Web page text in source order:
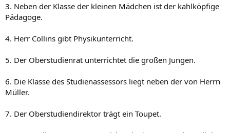
3. Neben der Klasse der kleinen Mädchen ist der kahlköpfige
Pädagoge.
4. Herr Collins gibt Physikunterricht.
5. Der Oberstudienrat unterrichtet die großen Jungen.
6. Die Klasse des Studienassessors liegt neben der von Herrn
Müller.
7. Der Oberstudiendirektor trägt ein Toupet.